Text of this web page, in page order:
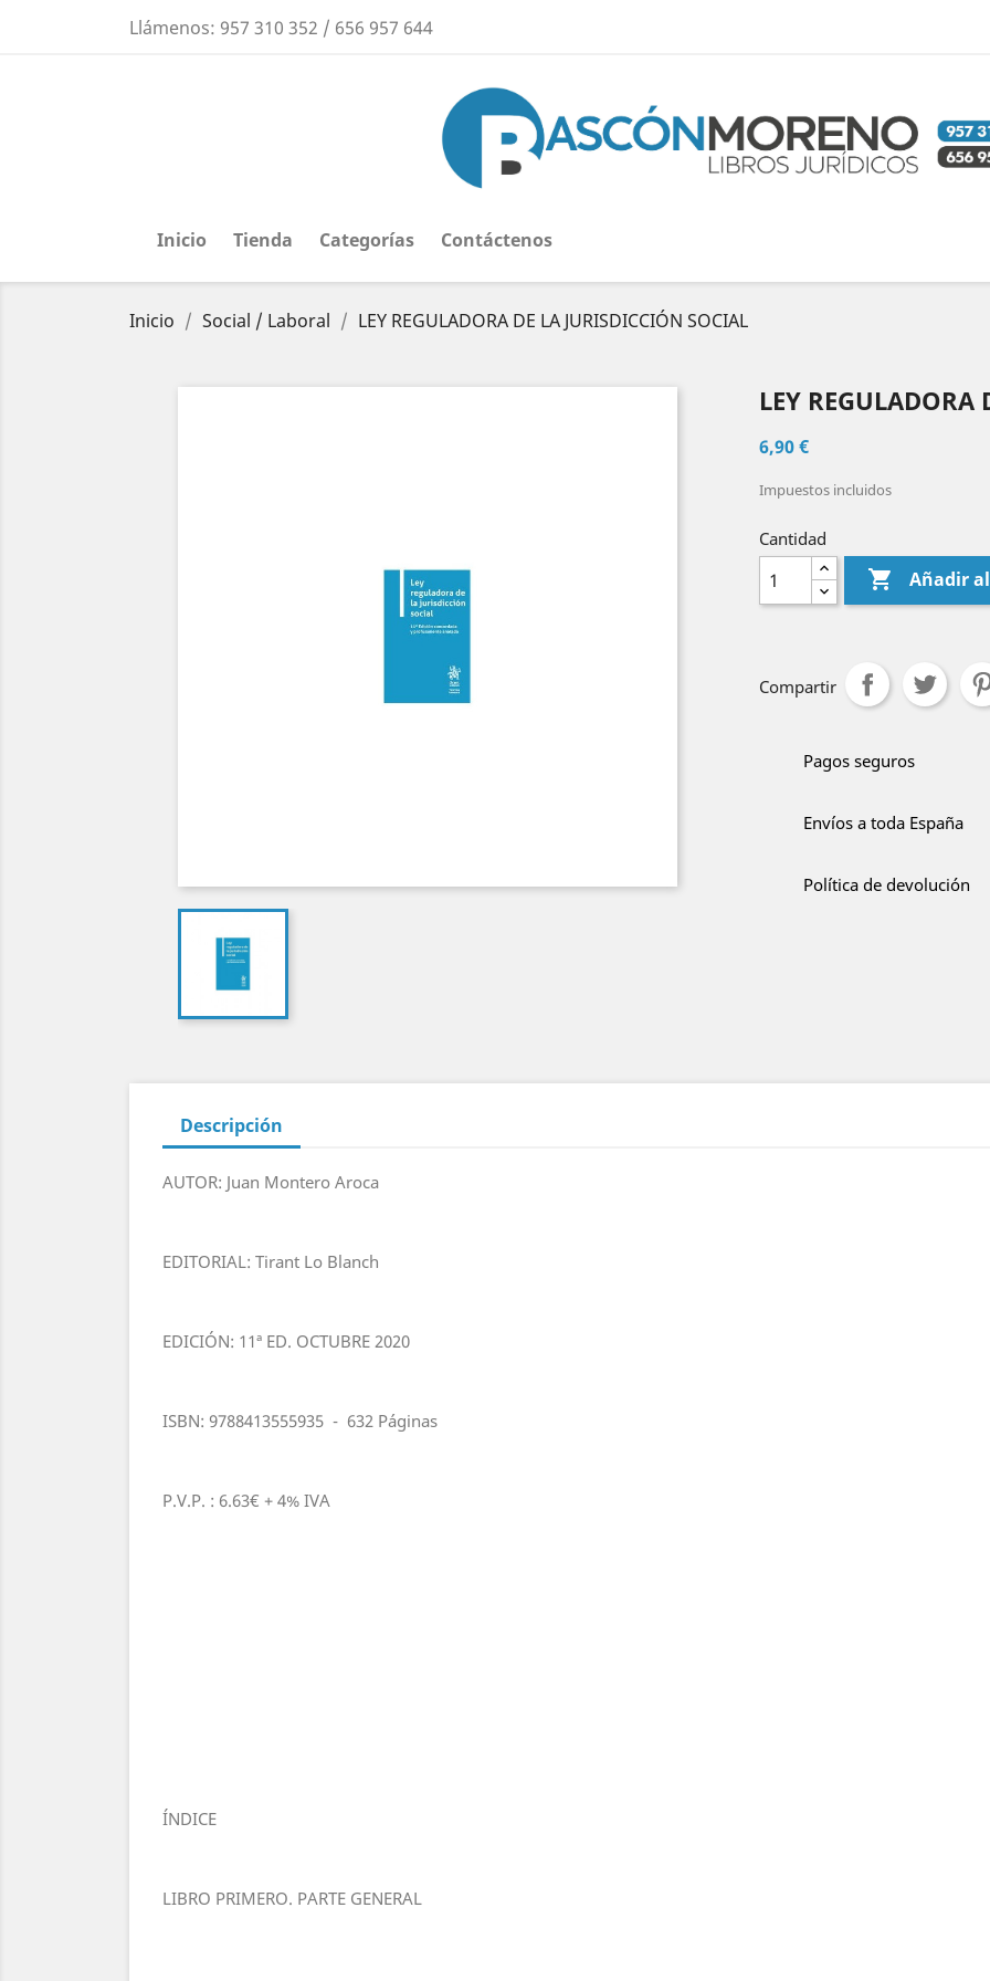
Llámenos: 957 310 352 / 656 957 644
Inicio Tienda Categorías Contáctenos
Inicio Social / Laboral LEY REGULADORA DE LA JURISDICCIÓN SOCIAL
LEY
6,90 €
Impuestos incluidos
Cantidad
 Añadir
Compartir
Pagos seguros
Envíos a toda España
Política de devolución
Descripción
AUTOR: Juan Montero Aroca
EDITORIAL: Tirant Lo Blanch
EDICIÓN: 11ª ED. OCTUBRE 2020
ISBN: 9788413555935 - 632 Páginas
P.V.P. : 6.63€ + 4% IVA
ÍNDICE
LIBRO PRIMERO. PARTE GENERAL